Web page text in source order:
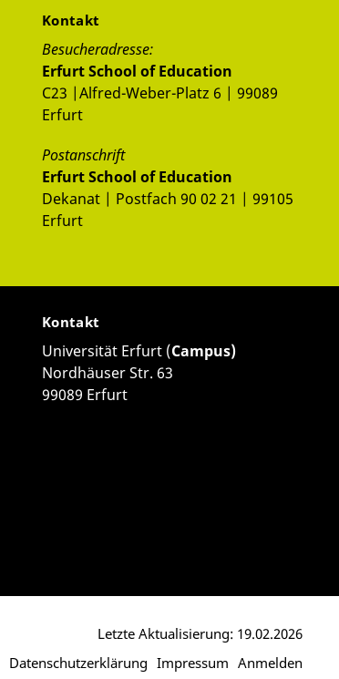
Kontakt
Besucheradresse:
Erfurt School of Education
C23 |Alfred-Weber-Platz 6 | 99089
Erfurt
Postanschrift
Erfurt School of Education
Dekanat | Postfach 90 02 21 | 99105
Erfurt
Kontakt
Universität Erfurt (Campus)
Nordhäuser Str. 63
99089 Erfurt
Datenschutzerklärung Impressum Anmelden
Letzte Aktualisierung: 19.02.2026